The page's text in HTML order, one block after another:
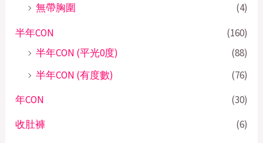
無帶胸圍
(4)
半年CON
(160)
半年CON (平光0度)
(88)
半年CON (有度數)
(76)
年CON
(30)
收肚褲
(6)